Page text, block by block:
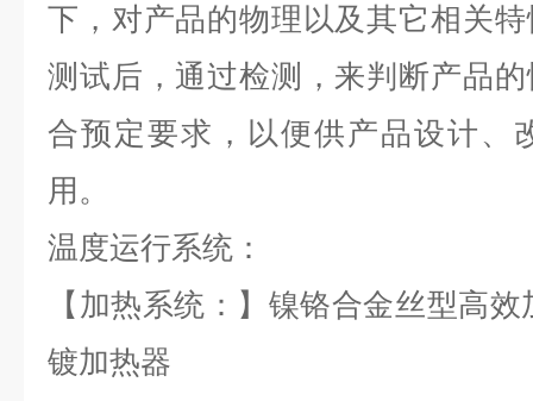
下，对产品的物理以及其它相关
测试后，通过检测，来判断产品
合预定要求，以便供产品设计、
用。
温度运行系统：
【加热系统：】镍铬合金丝型高
镀加热器